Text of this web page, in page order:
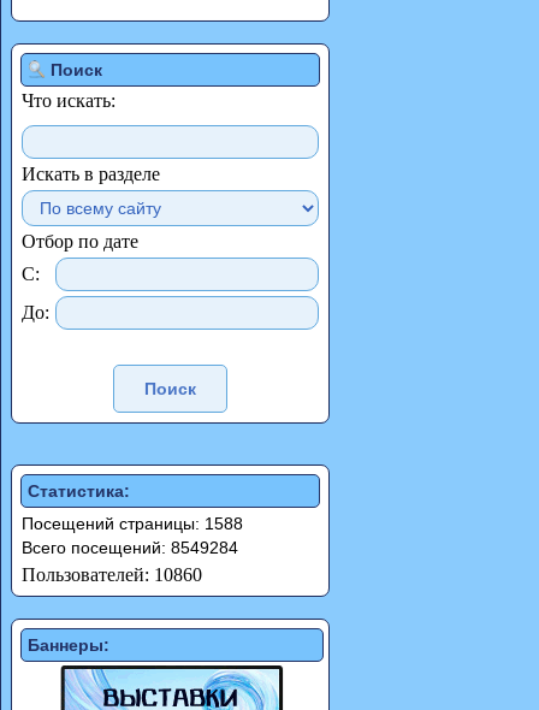
Поиск
Что искать:
Искать в разделе
Отбор по дате
С:
До:
Статистика:
Посещений страницы: 1588
Всего посещений: 8549284
Пользователей: 10860
Баннеры: